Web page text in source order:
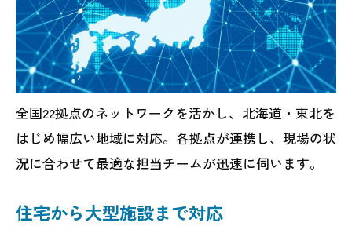
全国22拠点のネットワークを活かし、北海道・東北を
はじめ幅広い地域に対応。各拠点が連携し、現場の状
況に合わせて最適な担当チームが迅速に伺います。
住宅から大型施設まで対応